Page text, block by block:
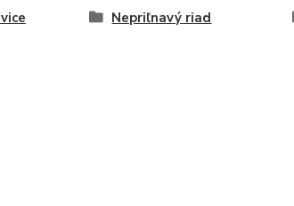
Nepriľnavý riad